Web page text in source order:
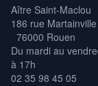
Aître Saint-Maclou
186 rue Martainville
76000 Rouen
Du mardi au
à 17h
02 35 98 45 05